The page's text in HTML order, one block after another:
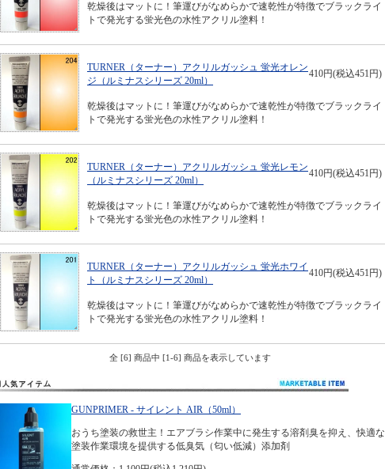
乾燥後はマットに！筆運びがなめらかで速乾性が特徴でブラックライ
トで発光する蛍光色の水性アクリル塗料！
TURNER（ターナー）アクリルガッシュ 蛍光オレン
ジ（ルミナスシリーズ 20ml）
410円(税込451円)
乾燥後はマットに！筆運びがなめらかで速乾性が特徴でブラックライ
トで発光する蛍光色の水性アクリル塗料！
TURNER（ターナー）アクリルガッシュ 蛍光レモン
（ルミナスシリーズ 20ml）
410円(税込451円)
乾燥後はマットに！筆運びがなめらかで速乾性が特徴でブラックライ
トで発光する蛍光色の水性アクリル塗料！
TURNER（ターナー）アクリルガッシュ 蛍光ホワイ
ト（ルミナスシリーズ 20ml）
410円(税込451円)
乾燥後はマットに！筆運びがなめらかで速乾性が特徴でブラックライ
トで発光する蛍光色の水性アクリル塗料！
全 [6] 商品中 [1-6] 商品を表示しています
GUNPRIMER - サイレント AIR（50ml）
おうち塗装の救世主！エアブラシ作業中に発生する溶剤臭を抑え、快適な
塗装作業環境を提供する低臭気（匂い低減）添加剤